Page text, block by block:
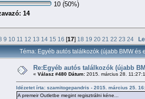
10 (50%)
14
9 10 11 12 13 14 15 16 [17] 18 19 20 21 22 23 24
Le
Téma: Egyéb autós találkozók (újabb BMW
Re:Egyéb autós találkozók (újabb
« Válasz #480 Dátum: 2015. március 28.
Idézetet írta: szamitogepandris - 2015. március 25.
A premeir Outletbe megint regisztrálni kéne...